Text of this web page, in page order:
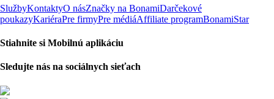
SlužbyKontaktyO násZnačky na BonamiDarčekové
poukazyKariéraPre firmyPre médiáAffiliate programBonamiStar
Stiahnite si Mobilnú aplikáciu
Sledujte nás na sociálnych sieťach